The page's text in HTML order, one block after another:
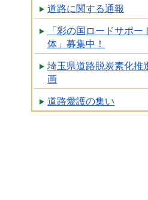
道路に関する通報
「彩の国ロードサポー
体」募集中！
埼玉県道路脱炭素化推
画
道路愛護の集い